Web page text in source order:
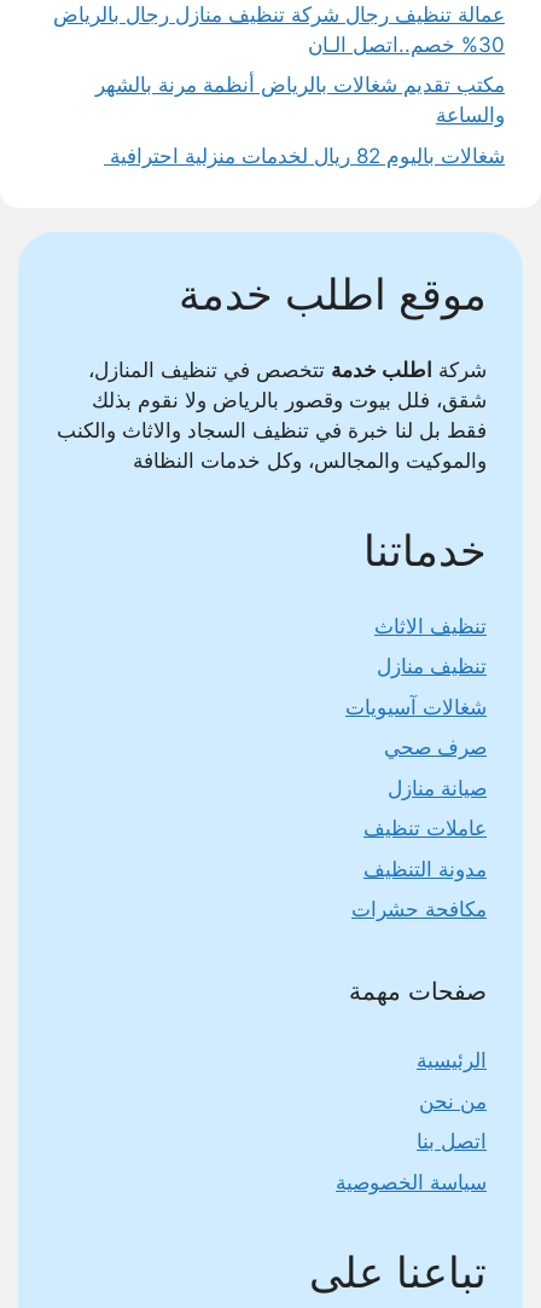
عمالة تنظيف رجال شركة تنظيف منازل رجال بالرياض
30% خصم..اتصل الـان
مكتب تقديم شغالات بالرياض أنظمة مرنة بالشهر
والساعة
شغالات باليوم 82 ريال لخدمات منزلية احترافية
موقع اطلب خدمة
شركة اطلب خدمة تتخصص في تنظيف المنازل،
شقق، فلل بيوت وقصور بالرياض ولا نقوم بذلك
فقط بل لنا خبرة في تنظيف السجاد والاثاث والكنب
والموكيت والمجالس، وكل خدمات النظافة
خدماتنا
تنظيف الاثاث
تنظيف منازل
شغالات آسيويات
صرف صحي
صيانة منازل
عاملات تنظيف
مدونة التنظيف
مكافحة حشرات
صفحات مهمة
الرئيسية
من نحن
اتصل بنا
سياسة الخصوصية
تباعنا على